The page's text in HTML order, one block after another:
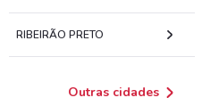
RIBEIRÃO PRETO
Outras cidades